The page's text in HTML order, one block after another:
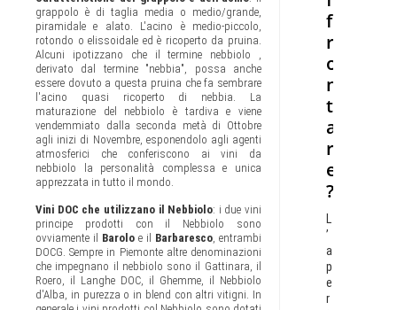
grappolo è di taglia media o medio/grande,
piramidale e alato. L'acino è medio-piccolo,
rotondo o elissoidale ed è ricoperto da pruina.
Alcuni ipotizzano che il termine nebbiolo ,
derivato dal termine "nebbia", possa anche
essere dovuto a questa pruina che fa sembrare
l'acino quasi ricoperto di nebbia. La
maturazione del nebbiolo è tardiva e viene
vendemmiato dalla seconda metà di Ottobre
agli inizi di Novembre, esponendolo agli agenti
atmosferici che conferiscono ai vini da
nebbiolo la personalità complessa e unica
apprezzata in tutto il mondo.
Vini DOC che utilizzano il Nebbiolo: i due vini
principe prodotti con il Nebbiolo sono
ovviamente il Barolo e il Barbaresco, entrambi
DOCG. Sempre in Piemonte altre denominazioni
che impegnano il nebbiolo sono il Gattinara, il
Roero, il Langhe DOC, il Ghemme, il Nebbiolo
d'Alba, in purezza o in blend con altri vitigni. In
f
r
o
n
t
a
r
e
?
L
’
a
p
e
r